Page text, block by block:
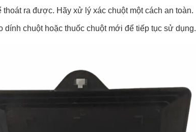
ra được. Hãy xử lý xác chuột một cách an toàn.
chuột hoặc thuốc chuột mới để tiếp tục sử dụng.